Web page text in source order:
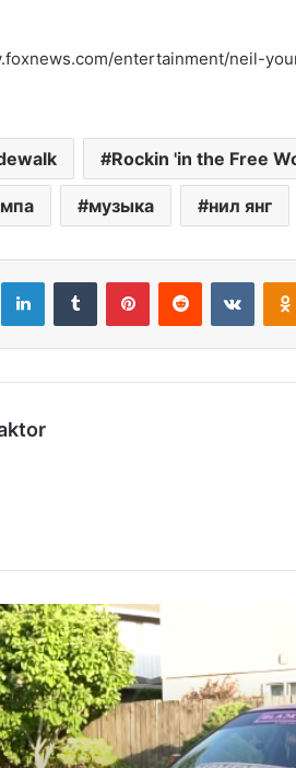
entertainment/neil-
Rockin 'in the Free
музыка нил янг